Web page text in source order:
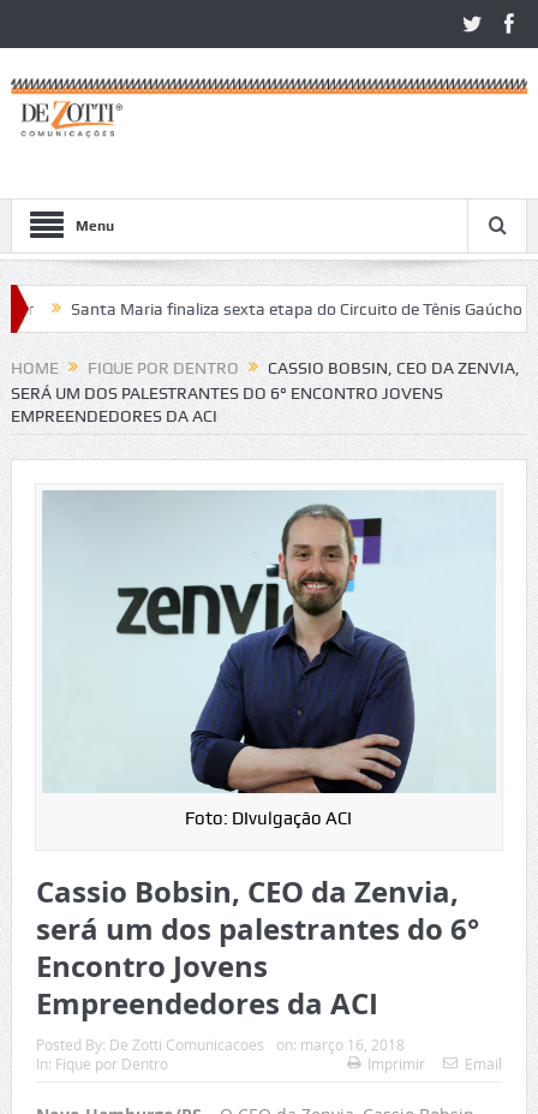
Menu
Santa Maria finaliza sexta etapa do Circuito de Tênis Gaúcho
São Léo Open 2026
HOME FIQUE POR DENTRO
CASSIO BOBSIN, CEO DA ZENVIA,
SERÁ UM DOS PALESTRANTES DO 6° ENCONTRO JOVENS
EMPREENDEDORES DA ACI
Foto: DIvulgação ACI
Cassio Bobsin, CEO da Zenvia,
será um dos palestrantes do 6°
Encontro Jovens
Empreendedores da ACI
Posted By: De Zotti Comunicacoes on: março 16, 2018
In: Fique por Dentro Imprimir Email